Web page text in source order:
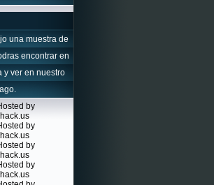
una muestra de
encontrar en
y ver en nuestro